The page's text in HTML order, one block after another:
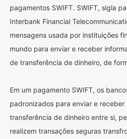
pagamentos SWIFT. SWIFT, sigla
Interbank Financial
mensagens usada por instituições
mundo para enviar e receber
de transferência de dinheiro, de
Em um pagamento SWIFT, os
padronizados para enviar e
transferência de dinheiro entre si,
realizem transações seguras